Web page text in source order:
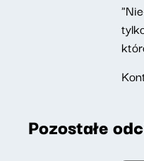
Pozostałe